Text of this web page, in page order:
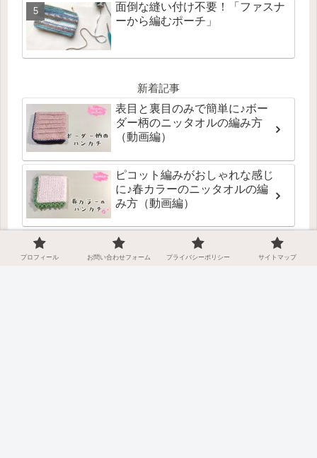
面倒な縫い付け不要！「ファスナ
ーから編むポーチ」
新着記事
表目と裏目のみで簡単に♪ボー
ダー柄のニッタオルの編み方
（動画編）
ピコット編みがおしゃれな感じ
に♪春カラーのニッタオルの編
み方（動画編）
簡単・キレイに正方形が編める
♪「よね編み」のニッタオルの
プロフィール お問い合わせフォーム プライバシーポリシー サイトマップ